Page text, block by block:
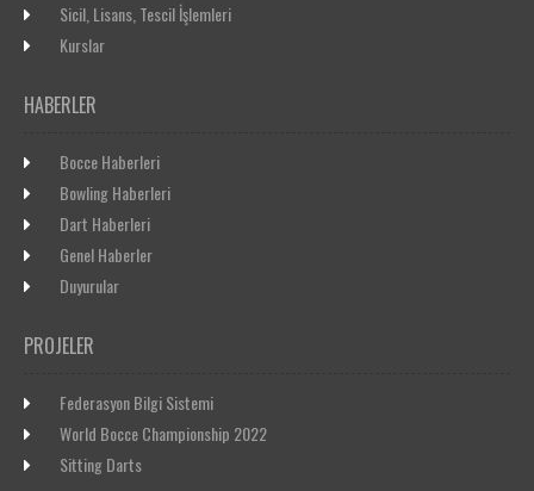
Sicil, Lisans, Tescil İşlemleri
Kurslar
HABERLER
Bocce Haberleri
Bowling Haberleri
Dart Haberleri
Genel Haberler
Duyurular
PROJELER
Federasyon Bilgi Sistemi
World Bocce Championship 2022
Sitting Darts